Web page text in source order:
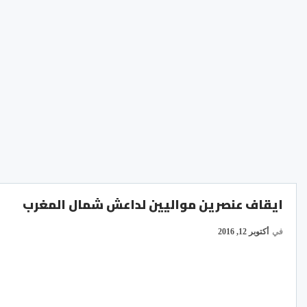
ايقاف عنصرين مواليين لداعش شمال المغرب
في أكتوبر 12, 2016